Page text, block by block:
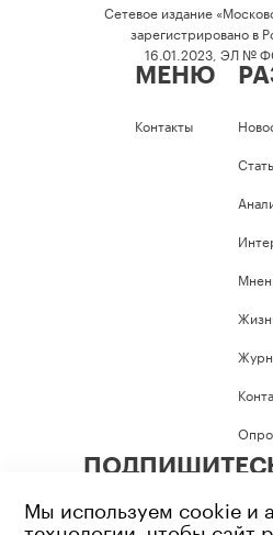
Сетевое издание
зарегистрировано в
16.01.2023, ЭЛ №
МЕНЮ
Контакты
Мы используем cookie и